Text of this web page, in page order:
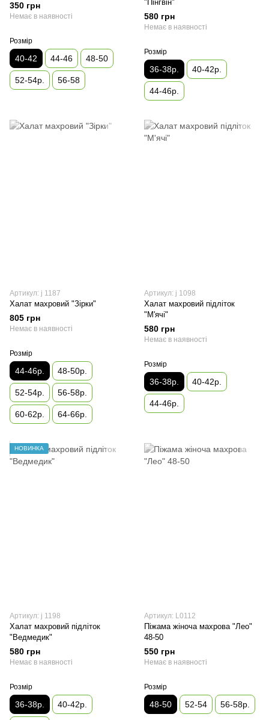
350 грн
Немає в наявності
Розмір
40-42 44-46 48-50
52-54р. 56-58
"Пінгвін"
580 грн
Немає в наявності
Розмір
36-38р. 40-42р.
44-46р.
Артикул: j 1187
Халат махровий "Зірки"
805 грн
Немає в наявності
Розмір
44-46р. 48-50р.
52-54р. 56-58р.
60-62р. 64-66р.
Артикул: j 1098
Халат махровий підліток
"М'ячі"
580 грн
Немає в наявності
Розмір
36-38р. 40-42р.
44-46р.
НОВИНКА
Артикул: j 1198
Халат махровий підліток
"Ведмедик"
580 грн
Немає в наявності
Розмір
36-38р. 40-42р.
Артикул: L0112
Піжама жіноча махрова "Лео"
48-50
550 грн
Немає в наявності
Розмір
48-50 52-54 56-58р.